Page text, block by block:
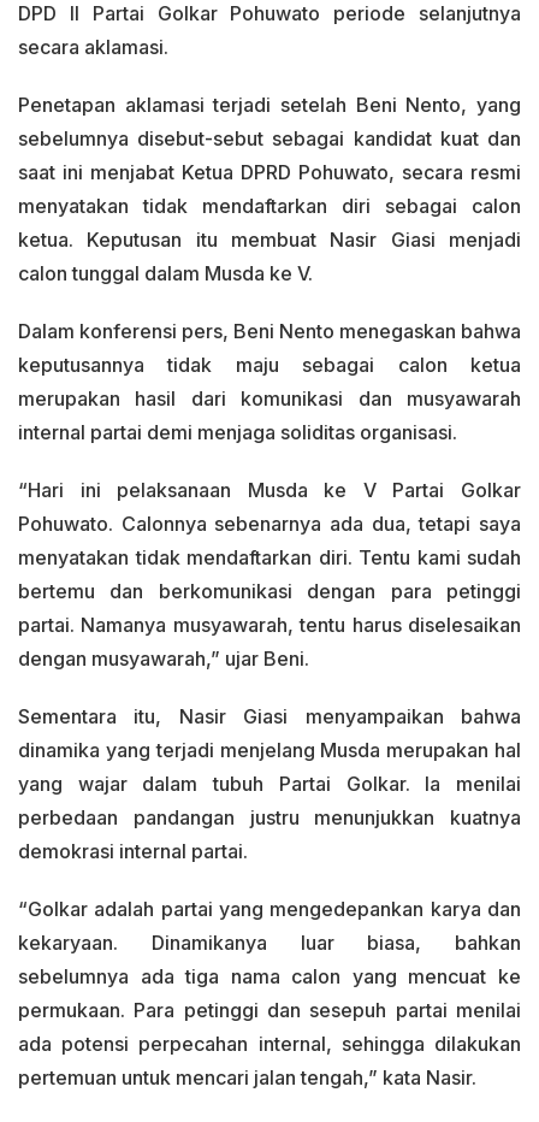
DPD II Partai Golkar Pohuwato periode selanjutnya
secara aklamasi.
Penetapan aklamasi terjadi setelah Beni Nento, yang
sebelumnya disebut-sebut sebagai kandidat kuat dan
saat ini menjabat Ketua DPRD Pohuwato, secara resmi
menyatakan tidak mendaftarkan diri sebagai calon
ketua. Keputusan itu membuat Nasir Giasi menjadi
calon tunggal dalam Musda ke V.
Dalam konferensi pers, Beni Nento menegaskan bahwa
keputusannya tidak maju sebagai calon ketua
merupakan hasil dari komunikasi dan musyawarah
internal partai demi menjaga soliditas organisasi.
“Hari ini pelaksanaan Musda ke V Partai Golkar
Pohuwato. Calonnya sebenarnya ada dua, tetapi saya
menyatakan tidak mendaftarkan diri. Tentu kami sudah
bertemu dan berkomunikasi dengan para petinggi
partai. Namanya musyawarah, tentu harus diselesaikan
dengan musyawarah,” ujar Beni.
Sementara itu, Nasir Giasi menyampaikan bahwa
dinamika yang terjadi menjelang Musda merupakan hal
yang wajar dalam tubuh Partai Golkar. Ia menilai
perbedaan pandangan justru menunjukkan kuatnya
demokrasi internal partai.
“Golkar adalah partai yang mengedepankan karya dan
kekaryaan. Dinamikanya luar biasa, bahkan
sebelumnya ada tiga nama calon yang mencuat ke
permukaan. Para petinggi dan sesepuh partai menilai
ada potensi perpecahan internal, sehingga dilakukan
pertemuan untuk mencari jalan tengah,” kata Nasir.